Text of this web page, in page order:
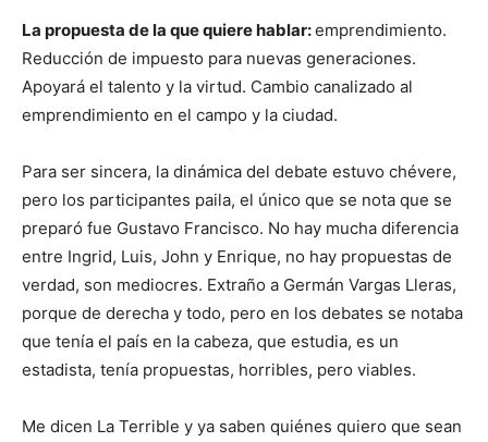
La propuesta de la que quiere hablar:emprendimiento.
Reducción de impuesto para nuevas generaciones.
Apoyará el talento y la virtud. Cambio canalizado al
emprendimiento en el campo y la ciudad.
Para ser sincera, la dinámica del debate estuvo chévere,
pero los participantes paila, el único que se nota que se
preparó fue Gustavo Francisco. No hay mucha diferencia
entre Ingrid, Luis, John y Enrique, no hay propuestas de
verdad, son mediocres. Extraño a Germán Vargas Lleras,
porque de derecha y todo, pero en los debates se notaba
que tenía el país en la cabeza, que estudia, es un
estadista, tenía propuestas, horribles, pero viables.
Me dicen La Terrible y ya saben quiénes quiero que sean